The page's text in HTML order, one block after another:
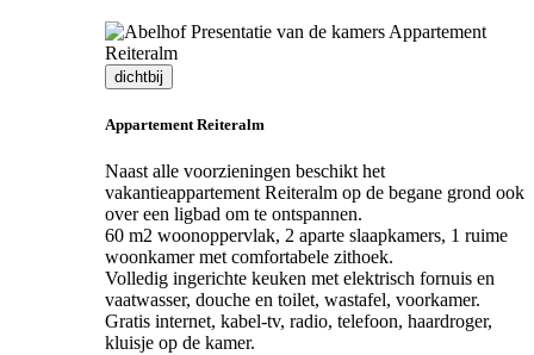
dichtbij
Appartement Reiteralm
Naast alle voorzieningen beschikt het
vakantieappartement Reiteralm op de begane grond ook
over een ligbad om te ontspannen.
60 m2 woonoppervlak, 2 aparte slaapkamers, 1 ruime
woonkamer met comfortabele zithoek.
Volledig ingerichte keuken met elektrisch fornuis en
vaatwasser, douche en toilet, wastafel, voorkamer.
Gratis internet, kabel-tv, radio, telefoon, haardroger,
kluisje op de kamer.